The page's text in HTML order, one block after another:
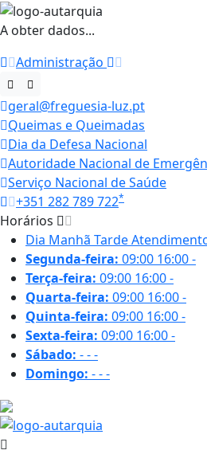
A obter dados...
Administração
geral@freguesia-luz.pt
Queimas e Queimadas
Dia da Defesa Nacional
Autoridade Nacional de
Serviço Nacional de Saúde
+351 282 789 722*
Horários
Dia Manhã Tarde
Segunda-feira: 09:00 16:00-
Terça-feira: 09:00 16:00-
Quarta-feira: 09:00 16:00-
Quinta-feira: 09:00 16:00-
Sexta-feira: 09:00 16:00-
Sábado: ---
Domingo: ---